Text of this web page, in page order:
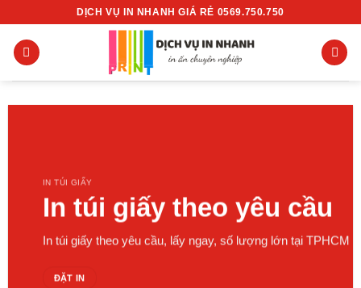
nội
dung
DỊCH VỤ IN NHANH GIÁ RẺ 0569.750.750
IN TÚI GIẤY
In túi giấy theo yêu cầu
In túi giấy theo yêu cầu, lấy ngay, số lượng lớn tại TPHCM
ĐẶT IN